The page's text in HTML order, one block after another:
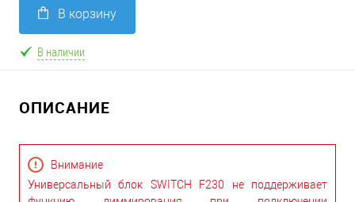
В корзину
В наличии
ОПИСАНИЕ
Внимание
Универсальный блок SWITCH F230 не поддерживает